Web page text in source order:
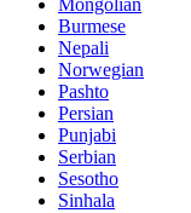
Mongolian
Burmese
Nepali
Norwegian
Pashto
Persian
Punjabi
Serbian
Sesotho
Sinhala